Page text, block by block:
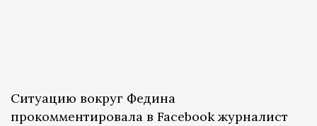
Ситуацию вокруг Федина
прокомментировала в Facebook журналист